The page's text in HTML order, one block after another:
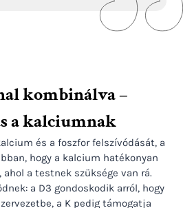
kombinálva –
a kalciumnak
és a foszfor felszívódását, a
hogy a kalcium hatékonyan
a testnek szüksége van rá.
a D3 gondoskodik arról, hogy
a K pedig támogatja